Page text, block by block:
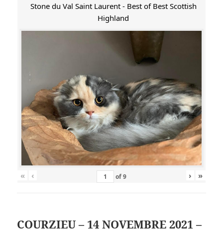
Stone du Val Saint Laurent - Best of Best Scottish
Highland
« ‹ of9 › »
COURZIEU – 14 NOVEMBRE 2021 –